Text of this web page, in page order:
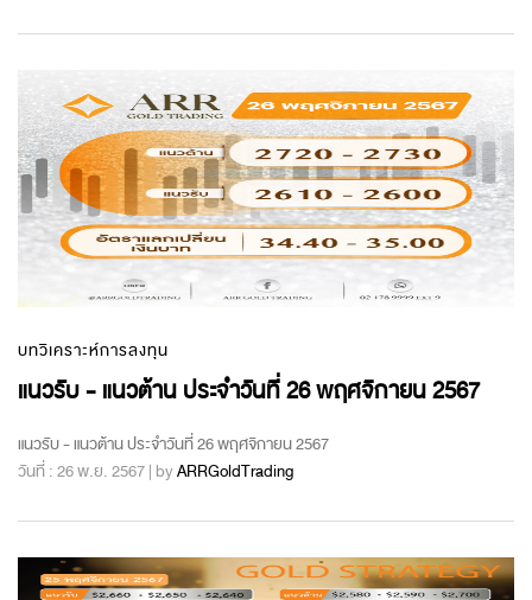
บทวิเคราะห์การลงทุน
แนวรับ - แนวต้าน ประจำวันที่ 26 พฤศจิกายน 2567
แนวรับ - แนวต้าน ประจำวันที่ 26 พฤศจิกายน 2567
วันที่ : 26 พ.ย. 2567 | byARRGoldTrading